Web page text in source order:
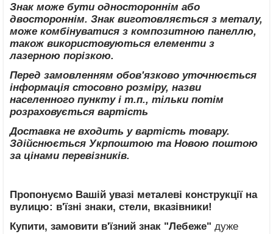
Знак може бути одностороннім або
двостороннім. Знак виготовляється з металу,
може комбінуватися з композитною панеллю,
також використовуються елементи з
лазерною порізкою.
Перед замовленням обов'язково уточнюється
інформація стосовно розміру, назви
населенного пункту і т.п., тільки потім
розраховується вартість
Доставка не входить у вартість товару.
Здійснюється Укрпоштою та Новою поштою
за цінами перевізників.
Пропонуємо Вашій увазі металеві конструкції на
вулицю: в'їзні знаки, стели, вказівники!
Купити, замовити в'їзний знак "Лебеже" дуже